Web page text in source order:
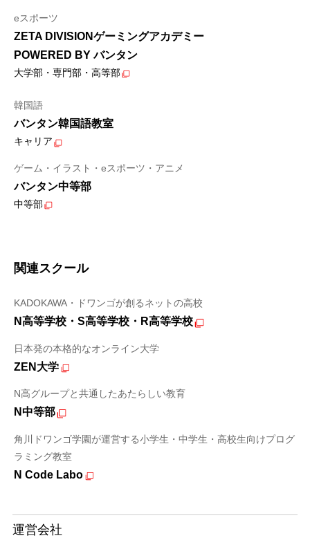
eスポーツ
ZETA DIVISIONゲーミングアカデミー
POWERED BY バンタン
大学部・専門部・高等部
韓国語
バンタン韓国語教室
キャリア
ゲーム・イラスト・eスポーツ・アニメ
バンタン中等部
中等部
関連スクール
KADOKAWA・ドワンゴが創るネットの高校
N高等学校・S高等学校・R高等学校
日本発の本格的なオンライン大学
ZEN大学
N高グループと共通したあたらしい教育
N中等部
角川ドワンゴ学園が運営する小学生・中学生・高校生向けプログ
ラミング教室
N Code Labo
運営会社